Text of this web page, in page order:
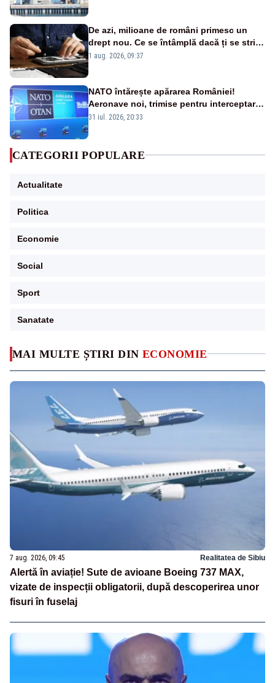
MAI MULTE ȘTIRI DIN ECONOMIE
7 aug. 2026, 09:45 Realitatea de Sibiu
Alertă în aviație! Sute de avioane Boeing 737 MAX,
vizate de inspecții obligatorii, după descoperirea unor
fisuri în fuselaj
De azi, milioane de români primesc un
drept nou. Ce se întâmplă dacă ți se strică
un produs
1 aug. 2026, 09:37
NATO întărește apărarea României!
Aeronave noi, trimise pentru interceptarea
și distrugerea dronelor
31 iul. 2026, 20:33
CATEGORII POPULARE
Actualitate
Politica
Economie
Social
Sport
Sanatate